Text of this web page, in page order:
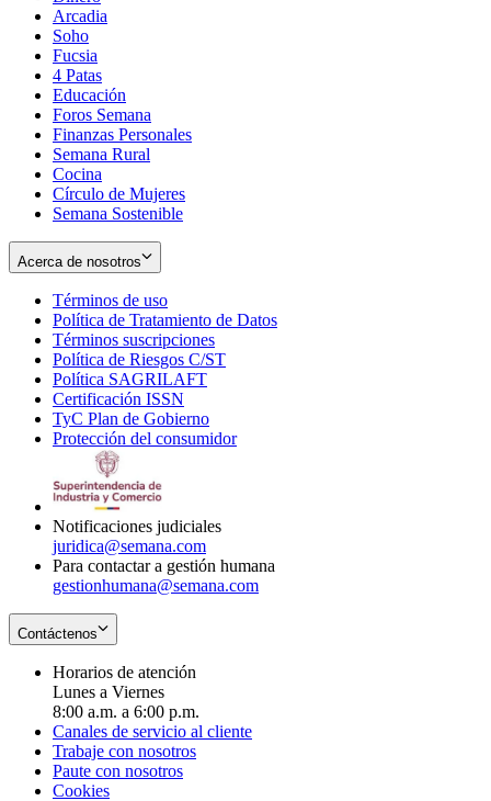
Arcadia
Soho
in
new
window
Fucsia
in
new
window
4 Patas
Educación
Foros Semana
Finanzas Personales
Semana Rural
Cocina
Círculo de Mujeres
Semana Sostenible
Acerca de nosotros
Términos de uso
in
new
window
Política de Tratamiento de Datos
Términos suscripciones
in
Política de Riesgos C/ST
Política SAGRILAFT
new
window
Certificación ISSN
in
new
TyC Plan de Gobierno
in
Protección del consumidorOpens
Notificaciones judiciales
juridica@semana.com
Para contactar a gestión humana
gestionhumana@semana.com
Contáctenos
Horarios de atención
Lunes a Viernes
8:00 a.m. a 6:00 p.m.
Canales de servicio al cliente
Trabaje con nosotros
Paute con nosotros
Cookies